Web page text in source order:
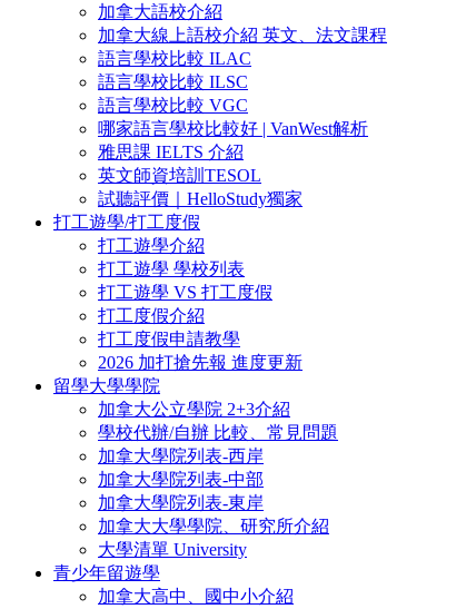
加拿大語校介紹
加拿大線上語校介紹 英文、法文課程
語言學校比較 ILAC
語言學校比較 ILSC
語言學校比較 VGC
哪家語言學校比較好 | VanWest解析
雅思課 IELTS 介紹
英文師資培訓TESOL
試聽評價｜HelloStudy獨家
打工遊學/打工度假
打工遊學介紹
打工遊學 學校列表
打工遊學 VS 打工度假
打工度假介紹
打工度假申請教學
2026 加打搶先報 進度更新
留學大學學院
加拿大公立學院 2+3介紹
學校代辦/自辦 比較、常見問題
加拿大學院列表-西岸
加拿大學院列表-中部
加拿大學院列表-東岸
加拿大大學學院、研究所介紹
大學清單 University
青少年留遊學
加拿大高中、國中小介紹